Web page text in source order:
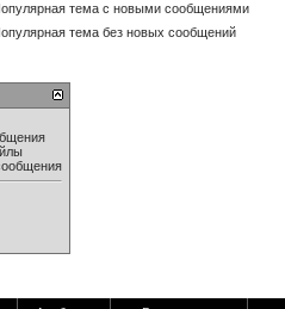
тема с новыми сообщениями
тема без новых сообщений